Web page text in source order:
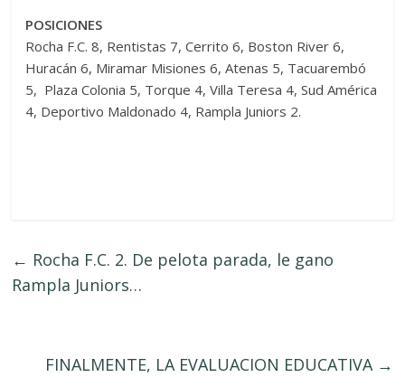
POSICIONES
Rocha F.C. 8, Rentistas 7, Cerrito 6, Boston River 6,
Huracán 6, Miramar Misiones 6, Atenas 5, Tacuarembó
5, Plaza Colonia 5, Torque 4, Villa Teresa 4, Sud América
4, Deportivo Maldonado 4, Rampla Juniors 2.
← Rocha F.C. 2. De pelota parada, le gano
Rampla Juniors…
FINALMENTE, LA EVALUACION EDUCATIVA →